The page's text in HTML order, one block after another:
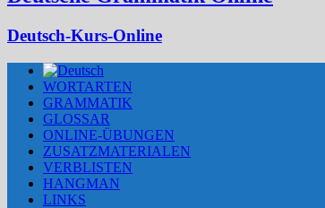
Deutsch-Kurs-Online
WORTARTEN
GRAMMATIK
GLOSSAR
ONLINE-ÜBUNGEN
ZUSATZMATERIALEN
VERBLISTEN
HANGMAN
LINKS